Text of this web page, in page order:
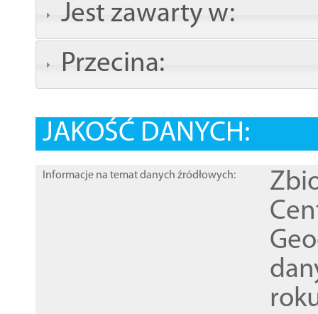
Jest zawarty w:
Przecina:
JAKOŚĆ DANYCH:
Informacje na temat danych źródłowych: